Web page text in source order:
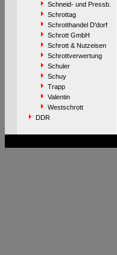
Schneid- und Pressb.
Schrottag
Schrotthandel D'dorf
Schrott GmbH
Schrott & Nutzeisen
Schrottverwertung
Schuler
Schuy
Trapp
Valentin
Westschrott
DDR